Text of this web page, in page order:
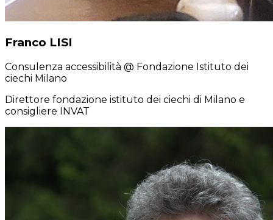
Franco LISI
Consulenza accessibilità @ Fondazione Istituto dei
ciechi Milano
Direttore fondazione istituto dei ciechi di Milano e
consigliere INVAT